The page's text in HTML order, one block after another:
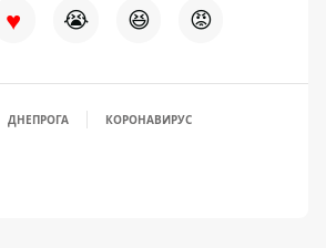
♥ 😭 😆 😡
ДНЕПРОГА КОРОНАВИРУС